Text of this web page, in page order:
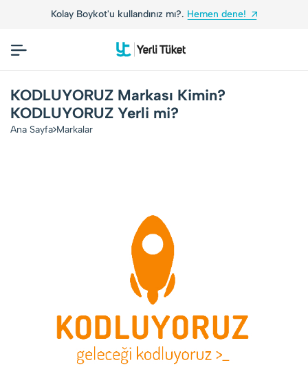
Kolay Boykot'u kullandınız mı?. Hemen dene!
KODLUYORUZ Markası Kimin?
KODLUYORUZ Yerli mi?
Ana Sayfa Markalar